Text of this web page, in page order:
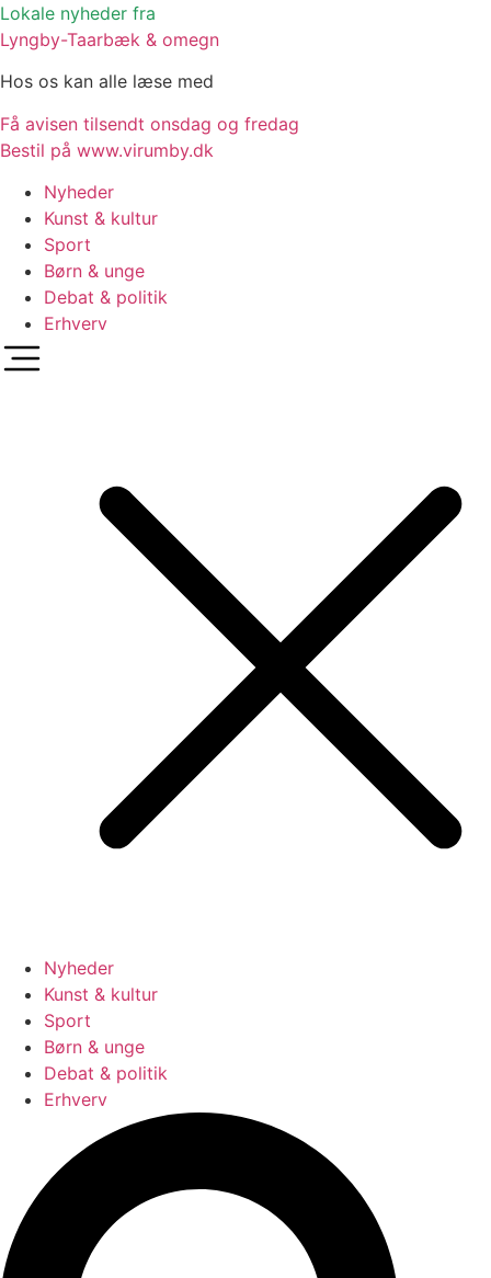
Lokale nyheder fra
Lyngby-Taarbæk & omegn
Hos os kan alle læse med
Få avisen tilsendt onsdag og fredag
Bestil på www.virumby.dk
Nyheder
Kunst & kultur
Sport
Børn & unge
Debat & politik
Erhverv
Nyheder
Kunst & kultur
Sport
Børn & unge
Debat & politik
Erhverv